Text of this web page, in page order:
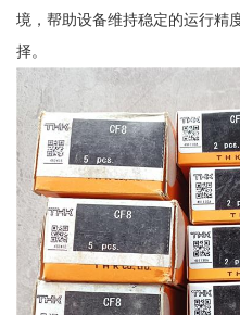
境，帮助设备维持稳定的运行精
择。